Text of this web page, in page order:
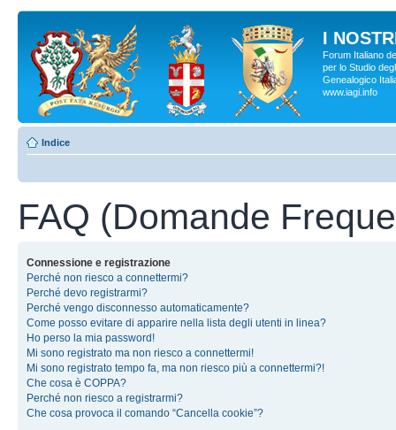
I
Forum Italiano
per lo Studio
Genealogico
www.iagi.info
Indice
FAQ (Domande
Connessione e registrazione
Perché non riesco a connettermi?
Perché devo registrarmi?
Perché vengo disconnesso automaticamente?
Come posso evitare di apparire nella lista degli utenti in linea?
Ho perso la mia password!
Mi sono registrato ma non riesco a connettermi!
Mi sono registrato tempo fa, ma non riesco più a connettermi?!
Che cosa è COPPA?
Perché non riesco a registrarmi?
Che cosa provoca il comando “Cancella cookie”?